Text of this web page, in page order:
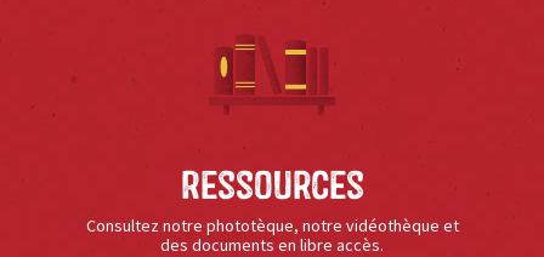
Ressources
Consultez notre phototèque, notre vidéothèque et
des documents en libre accès.